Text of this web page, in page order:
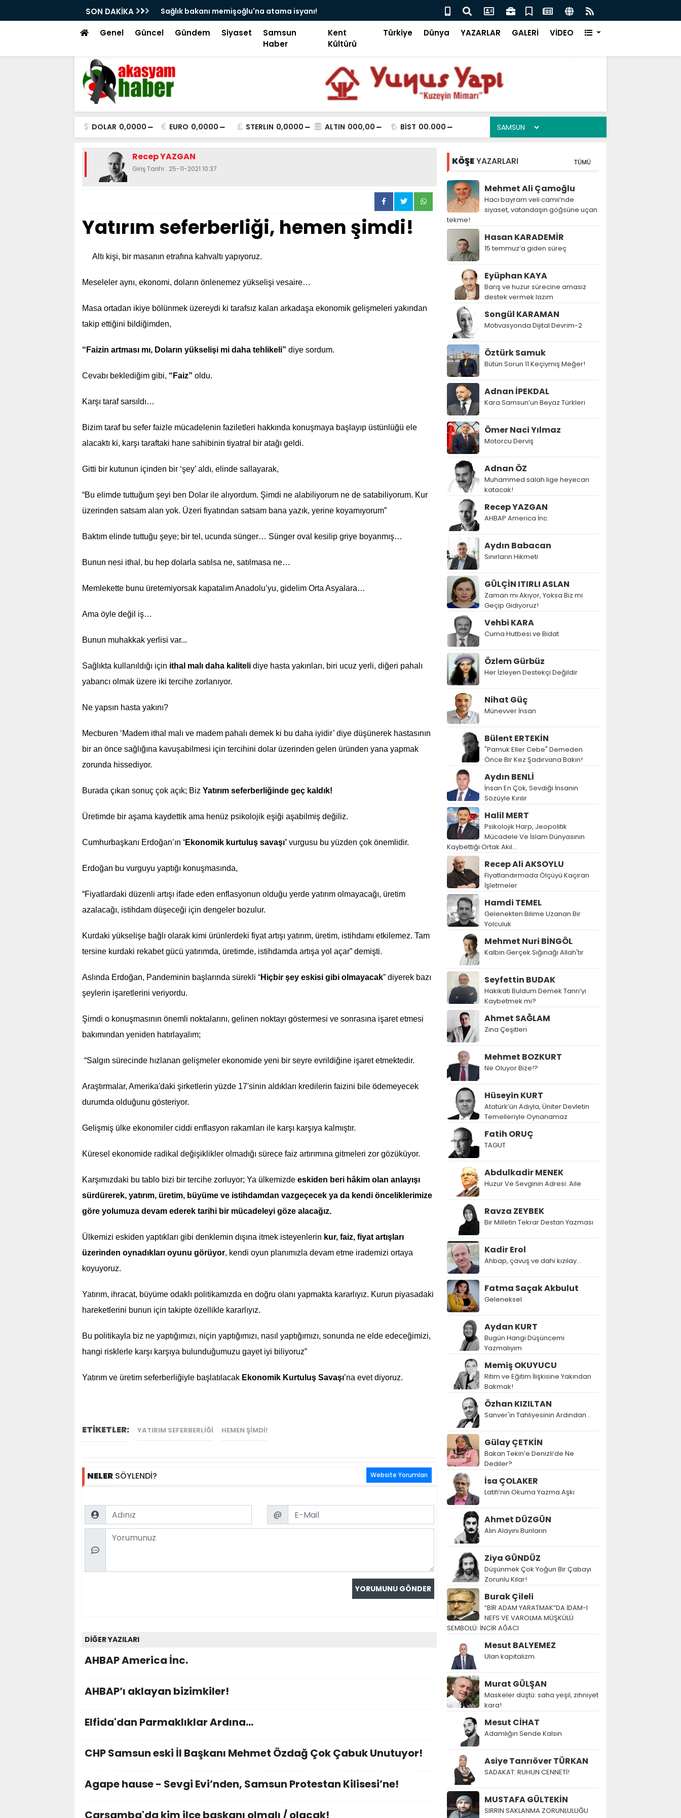
SON DAKİKA
Hacı bayram veli camii’nde siyaset, vatandaşın göğsüne uçan
tekme!
Pakistan Başbakanı İmran Han'a Ne Oldu!
Genel Güncel Gündem Siyaset
Samsun
Haber
Kent
Kültürü
Türkiye Dünya YAZARLAR GALERİ VİDEO
DOLAR 0,0000 EURO 0,0000 STERLIN 0,0000 ALTIN 000,00 BİST 00.000
Recep YAZGAN
Giriş Tarihi : 25-11-2021 10:37
Yatırım seferberliği, hemen şimdi!
Altı kişi, bir masanın etrafına kahvaltı yapıyoruz.
Meseleler aynı, ekonomi, doların önlenemez yükselişi vesaire…
Masa ortadan ikiye bölünmek üzereydi ki tarafsız kalan arkadaşa ekonomik gelişmeleri yakından
takip ettiğini bildiğimden,
“Faizin artması mı, Doların yükselişi mi daha tehlikeli” diye sordum.
Cevabı beklediğim gibi, “Faiz” oldu.
Karşı taraf sarsıldı…
Bizim taraf bu sefer faizle mücadelenin faziletleri hakkında konuşmaya başlayıp üstünlüğü ele
alacaktı ki, karşı taraftaki hane sahibinin tiyatral bir atağı geldi.
Gitti bir kutunun içinden bir ‘şey’ aldı, elinde sallayarak,
“Bu elimde tuttuğum şeyi ben Dolar ile alıyordum. Şimdi ne alabiliyorum ne de satabiliyorum. Kur
üzerinden satsam alan yok. Üzeri fiyatından satsam bana yazık, yerine koyamıyorum”
Baktım elinde tuttuğu şeye; bir tel, ucunda sünger… Sünger oval kesilip griye boyanmış…
Bunun nesi ithal, bu hep dolarla satılsa ne, satılmasa ne…
Memlekette bunu üretemiyorsak kapatalım Anadolu’yu, gidelim Orta Asyalara…
Ama öyle değil iş…
Bunun muhakkak yerlisi var...
Sağlıkta kullanıldığı için ithal malı daha kaliteli diye hasta yakınları, biri ucuz yerli, diğeri pahalı
yabancı olmak üzere iki tercihe zorlanıyor.
Ne yapsın hasta yakını?
Mecburen ‘Madem ithal malı ve madem pahalı demek ki bu daha iyidir’ diye düşünerek hastasının
bir an önce sağlığına kavuşabilmesi için tercihini dolar üzerinden gelen üründen yana yapmak
zorunda hissediyor.
Burada çıkan sonuç çok açık; Biz Yatırım seferberliğinde geç kaldık!
Üretimde bir aşama kaydettik ama henüz psikolojik eşiği aşabilmiş değiliz.
Cumhurbaşkanı Erdoğan’ın ‘Ekonomik kurtuluş savaşı’ vurgusu bu yüzden çok önemlidir.
Erdoğan bu vurguyu yaptığı konuşmasında,
“Fiyatlardaki düzenli artışı ifade eden enflasyonun olduğu yerde yatırım olmayacağı, üretim
azalacağı, istihdam düşeceği için dengeler bozulur.
Kurdaki yükselişe bağlı olarak kimi ürünlerdeki fiyat artışı yatırım, üretim, istihdamı etkilemez. Tam
tersine kurdaki rekabet gücü yatırımda, üretimde, istihdamda artışa yol açar” demişti.
Aslında Erdoğan, Pandeminin başlarında sürekli “Hiçbir şey eskisi gibi olmayacak” diyerek bazı
şeylerin işaretlerini veriyordu.
Şimdi o konuşmasının önemli noktalarını, gelinen noktayı göstermesi ve sonrasına işaret etmesi
bakımından yeniden hatırlayalım;
“Salgın sürecinde hızlanan gelişmeler ekonomide yeni bir seyre evrildiğine işaret etmektedir.
Araştırmalar, Amerika'daki şirketlerin yüzde 17'sinin aldıkları kredilerin faizini bile ödemeyecek
durumda olduğunu gösteriyor.
Gelişmiş ülke ekonomiler ciddi enflasyon rakamları ile karşı karşıya kalmıştır.
Küresel ekonomide radikal değişiklikler olmadığı sürece faiz artırımına gitmeleri zor gözüküyor.
Karşımızdaki bu tablo bizi bir tercihe zorluyor; Ya ülkemizde eskiden beri hâkim olan anlayışı
sürdürerek, yatırım, üretim, büyüme ve istihdamdan vazgeçecek ya da kendi önceliklerimize
göre yolumuza devam ederek tarihi bir mücadeleyi göze alacağız.
Ülkemizi eskiden yaptıkları gibi denklemin dışına itmek isteyenlerin kur, faiz, fiyat artışları
üzerinden oynadıkları oyunu görüyor, kendi oyun planımızla devam etme irademizi ortaya
koyuyoruz.
Yatırım, ihracat, büyüme odaklı politikamızda en doğru olanı yapmakta kararlıyız. Kurun piyasadaki
hareketlerini bunun için takipte özellikle kararlıyız.
Bu politikayla biz ne yaptığımızı, niçin yaptığımızı, nasıl yaptığımızı, sonunda ne elde edeceğimizi,
hangi risklerle karşı karşıya bulunduğumuzu gayet iyi biliyoruz”
Yatırım ve üretim seferberliğiyle başlatılacak Ekonomik Kurtuluş Savaşı’na evet diyoruz.
ETİKETLER: YATIRIM SEFERBERLIĞI HEMEN ŞIMDI!
NELER SÖYLENDİ? Website Yorumları
Name Email
@
Comment
DİĞER YAZILARI
AHBAP America İnc.
AHBAP’ı aklayan bizimkiler!
Elfida'dan Parmaklıklar Ardına…
CHP Samsun eski İl Başkanı Mehmet Özdağ Çok Çabuk Unutuyor!
Agape hause - Sevgi Evi’nden, Samsun Protestan Kilisesi’ne!
Çarşamba'da kim ilçe başkanı olmalı / olacak!
KÖŞEYAZARLARI TÜMÜ
Mehmet Ali Çamoğlu
Hacı bayram veli camii’nde
siyaset, vatandaşın göğsüne uçan
tekme!
Hasan KARADEMİR
15 temmuz’a giden süreç
Eyüphan KAYA
Barış ve huzur sürecine amasız
destek vermek lazım
Songül KARAMAN
Motivasyonda Dijital Devrim-2
Öztürk Samuk
Bütün Sorun 11 Keçiymiş Meğer!
Adnan İPEKDAL
Kara Samsun’un Beyaz Türkleri
Ömer Naci Yılmaz
Motorcu Derviş
Adnan ÖZ
Muhammed salah lige heyecan
katacak!
Recep YAZGAN
AHBAP America İnc.
Aydın Babacan
Sınırların Hikmeti
GÜLÇİN ITIRLI ASLAN
Zaman mı Akıyor, Yoksa Biz mi
Geçip Gidiyoruz!
Vehbi KARA
Cuma Hutbesi ve Bidat
Özlem Gürbüz
Her İzleyen Destekçi Değildir
Nihat Güç
Münevver İnsan
Bülent ERTEKİN
"Pamuk Eller Cebe" Demeden
Önce Bir Kez Şadırvana Bakın!
Aydın BENLİ
İnsan En Çok, Sevdiği İnsanın
Sözüyle Kırılır
Halil MERT
Psikolojik Harp, Jeopolitik
Mücadele Ve İslam Dünyasının
Kaybettiği Ortak Akıl…
Recep Ali AKSOYLU
Fiyatlandırmada Ölçüyü Kaçıran
İşletmeler
Hamdi TEMEL
Gelenekten Bilime Uzanan Bir
Yolculuk
Mehmet Nuri BİNGÖL
Kalbin Gerçek Sığınağı Allah'tır
Seyfettin BUDAK
Hakikati Buldum Demek Tanrı’yı
Kaybetmek mi?
Ahmet SAĞLAM
Zina Çeşitleri
Mehmet BOZKURT
Ne Oluyor Bize!?
Hüseyin KURT
Atatürk’ün Adıyla, Üniter Devletin
Temelleriyle Oynanamaz
Fatih ORUÇ
TAGUT
Abdulkadir MENEK
Huzur Ve Sevginin Adresi: Aile
Ravza ZEYBEK
Bir Milletin Tekrar Destan Yazması
Kadir Erol
Ahbap, çavuş ve dahi kızılay...
Fatma Saçak Akbulut
Geleneksel
Aydan KURT
Bugün Hangi Düşüncemi
Yazmalıyım
Memiş OKUYUCU
Ritim ve Eğitim İlişkisine Yakından
Bakmak!
Özhan KIZILTAN
Sanver'in Tahliyesinin Ardından…
Gülay ÇETKİN
Bakan Tekin’e Denizli’de Ne
Dediler?
İsa ÇOLAKER
Latifi’nin Okuma Yazma Aşkı
Ahmet DÜZGÜN
Alın Alayını Bunların
Ziya GÜNDÜZ
Düşünmek Çok Yoğun Bir Çabayı
Zorunlu Kılar!
Burak Çileli
“BİR ADAM YARATMAK”DA İDAM-I
NEFS VE VAROLMA MÜŞKÜLÜ
SEMBOLÜ: İNCİR AĞACI
Mesut BALYEMEZ
Ulan kapitalizm.
Murat GÜLŞAN
Maskeler düştü: saha yeşil, zihniyet
kara!
Mesut CİHAT
Adamlığın Sende Kalsın
Asiye Tanrıöver TÜRKAN
SADAKAT: RUHUN CENNETİ!
MUSTAFA GÜLTEKİN
SIRRIN SAKLANMA ZORUNLULUĞU